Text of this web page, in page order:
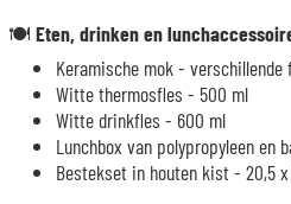
🍽️ Eten, drinken en
Keramische mok - verschillende
Witte thermosfles - 500 ml
Witte drinkfles - 600 ml
Lunchbox van polypropyleen en
Bestekset in houten kist - 20,5 x